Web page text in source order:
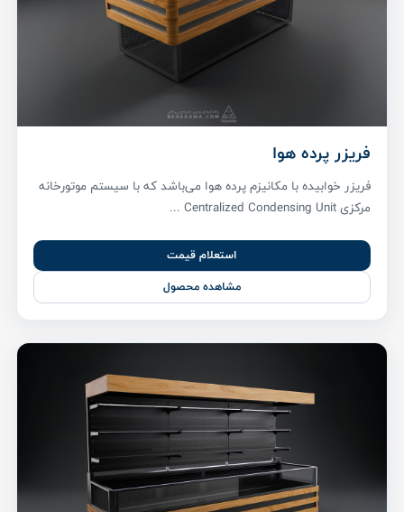
فریزر پرده هوا
فریزر خوابیده با مکانیزم پرده هوا می‌باشد که با سیستم موتورخانه
مرکزی Centralized Condensing Unit ...
استعلام قیمت
مشاهده محصول